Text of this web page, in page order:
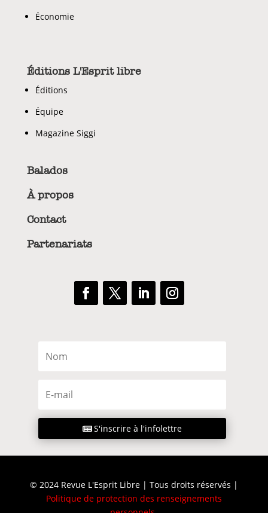
Économie
Éditions L'Esprit libre
Éditions
Équipe
Magazine Siggi
Balados
À propos
Contact
Partenariats
S'inscrire à l'infolettre
© 2024 Revue L'Esprit Libre | Tous droits réservés |
Politique de protection des renseignements